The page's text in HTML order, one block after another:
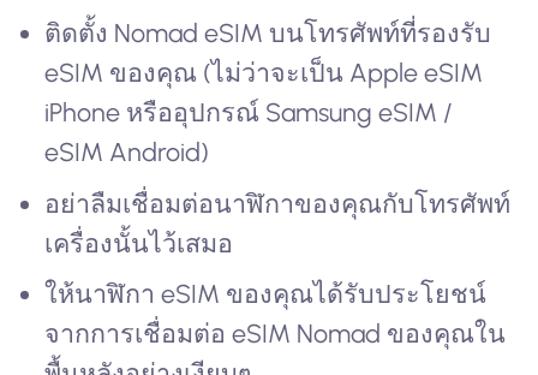
ติดตั้ง Nomad eSIM บนโทรศัพท์ที่รองรับ
eSIM ของคุณ (ไม่ว่าจะเป็น Apple eSIM
iPhone หรืออุปกรณ์ Samsung eSIM /
eSIM Android)
อย่าลืมเชื่อมต่อนาฬิกาของคุณกับโทรศัพท์
เครื่องนั้นไว้เสมอ
ให้นาฬิกา eSIM ของคุณได้รับประโยชน์
จากการเชื่อมต่อ eSIM Nomad ของคุณใน